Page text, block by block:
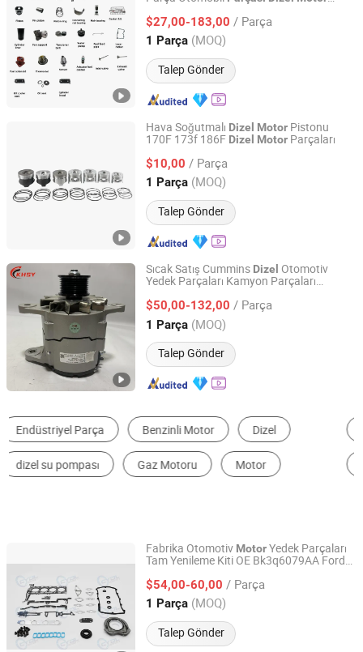
EkskavatörMotor Parçası
Motor
Cummins
$27,00-183,00 / Parça
1 Parça (MOQ)
Talep Gönder
Co., Ltd
Hubei, China Fiyat 2025
Hava Soğutmalı Dizel Motor Pistonu
170F 173f 186F Dizel Motor Parçaları
$10,00 / Parça
1 Parça (MOQ)
Talep Gönder
Hangzhou Raja Machinery Co., Ltd.
Zhejiang, China Fiyat 2022
Sıcak Satış Cummins Dizel Otomotiv
Yedek Parçaları Kamyon Parçaları
Jeneratör Setleri Araç Parçaları
Parçaları
$50,00-132,00 / Parça
1 Parça (MOQ)
Talep Gönder
Hubei Kanghai Shengyuan Electromechanical Equipment
Co., Ltd
Hubei, China Fiyat 2025
Motor Parçaları Yakıt Sistemi Dizel Motor
Motor Piston
Fabrika Otomotiv MotorYedek Parçaları
Tam Yenileme Kiti OE Bk3q6079AA Ford
PumaDizelTam Conta Seti
$54,00-60,00 / Parça
1 Parça (MOQ)
Talep Gönder
Chengdu Changyin Trade Co., Ltd.
Sichuan, China Fiyat 2025